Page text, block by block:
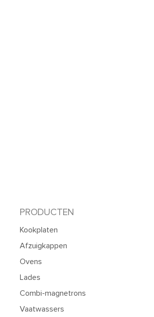
PRODUCTEN
Kookplaten
Afzuigkappen
Ovens
Lades
Combi-magnetrons
Vaatwassers